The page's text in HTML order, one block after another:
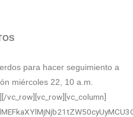
para hacer seguimiento a
miércoles 22, 10 a.m.
vc_row][vc_row][vc_column]